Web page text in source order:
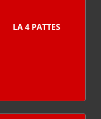
LA 4 PATTES